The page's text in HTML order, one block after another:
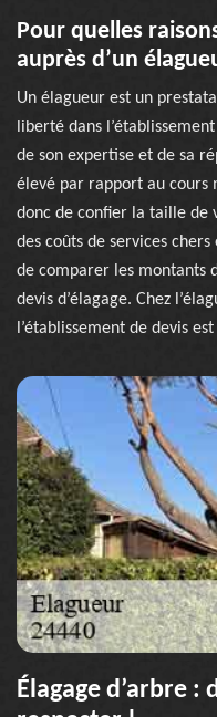
Pour quelles
auprès d’un
Un élagueur est un
liberté dans
de son expertise et de sa
élevé par rapport au cours
donc de confier la taille de
des coûts de services
de comparer les montants
devis d’élagage. Chez
l’établissement de devis
Élagage d’arbre :